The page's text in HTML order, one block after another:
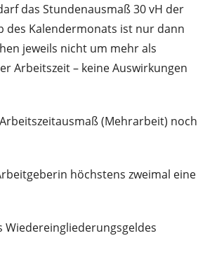
das Stundenausmaß 30 vH der
Kalendermonats ist nur dann
jeweils nicht um mehr als
Arbeitszeit – keine Auswirkungen
(Mehrarbeit) noch
höchstens zweimal eine